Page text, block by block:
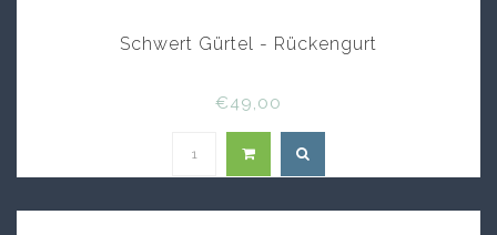
Schwert Gürtel - Rückengurt
€49,00